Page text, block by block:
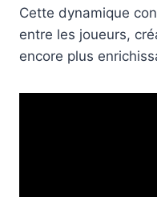
Cette dynamique
entre les joueurs,
encore plus